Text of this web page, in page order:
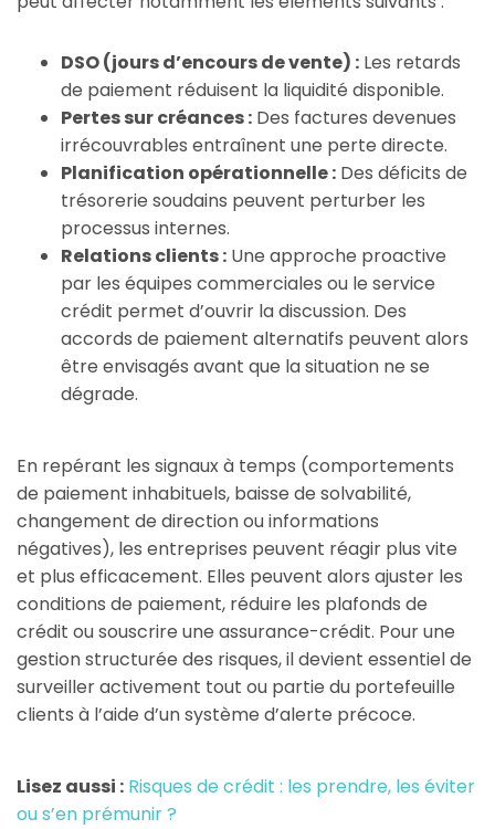
DSO (jours d’encours de vente) : Les retards
de paiement réduisent la liquidité disponible.
Pertes sur créances : Des factures devenues
irrécouvrables entraînent une perte directe.
Planification opérationnelle : Des déficits de
trésorerie soudains peuvent perturber les
processus internes.
Relations clients : Une approche proactive
par les équipes commerciales ou le service
crédit permet d’ouvrir la discussion. Des
accords de paiement alternatifs peuvent alors
être envisagés avant que la situation ne se
dégrade.
En repérant les signaux à temps (comportements
de paiement inhabituels, baisse de solvabilité,
changement de direction ou informations
négatives), les entreprises peuvent réagir plus vite
et plus efficacement. Elles peuvent alors ajuster les
conditions de paiement, réduire les plafonds de
crédit ou souscrire une assurance-crédit. Pour une
gestion structurée des risques, il devient essentiel de
surveiller activement tout ou partie du portefeuille
clients à l’aide d’un système d’alerte précoce.
Lisez aussi : Risques de crédit : les prendre, les éviter
ou s’en prémunir ?